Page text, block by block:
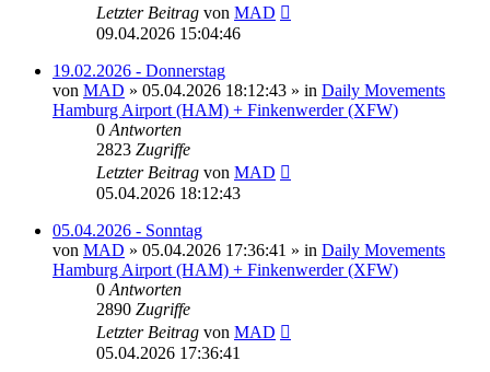
Letzter Beitrag von MAD
09.04.2026 15:04:46
19.02.2026 - Donnerstag
von MAD » 05.04.2026 18:12:43 » in Daily Movements
Hamburg Airport (HAM) + Finkenwerder (XFW)
0 Antworten
2823 Zugriffe
Letzter Beitrag von MAD
05.04.2026 18:12:43
05.04.2026 - Sonntag
von MAD » 05.04.2026 17:36:41 » in Daily Movements
Hamburg Airport (HAM) + Finkenwerder (XFW)
0 Antworten
2890 Zugriffe
Letzter Beitrag von MAD
05.04.2026 17:36:41